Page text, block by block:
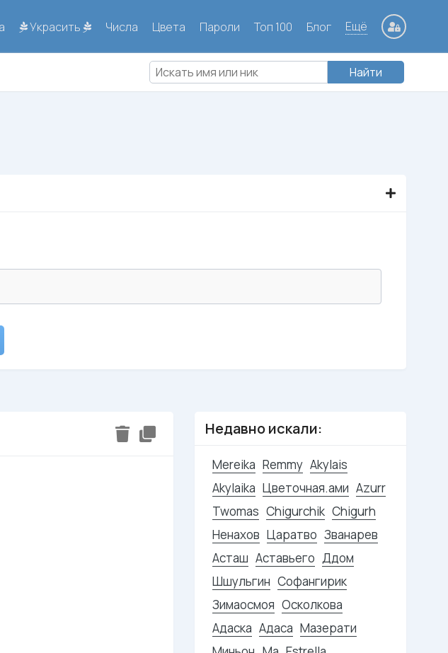
Украсить Числа Цвета Пароли Топ 100 Блог Ещё
Найти
Недавно искали:
Mereika Remmy Akylais
Akylaika Цветочная.ами Azurr
Twomas Chigurchik Chigurh
Ненахов Царатво Званарев
Асташ Аставьего Ддом
Шшульгин Софангирик
Зимаосмоя Осколкова
Адаска Адаса Мазерати